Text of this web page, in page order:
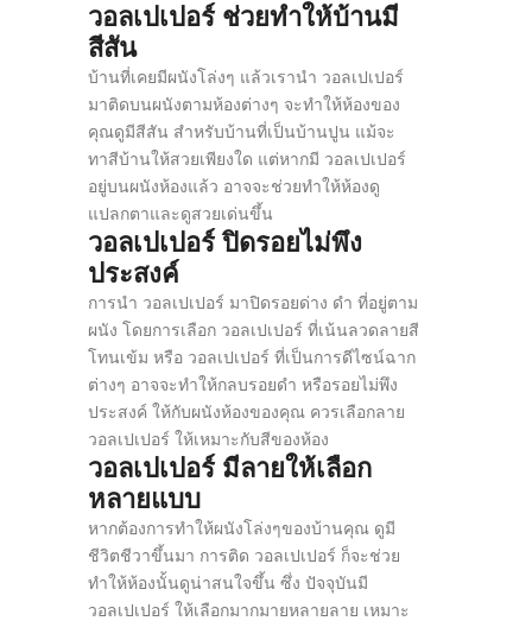
วอลเปเปอร์ ช่วยทำให้บ้านมี
สีสัน
บ้านที่เคยมีผนังโล่งๆ แล้วเรานำ วอลเปเปอร์
มาติดบนผนังตามห้องต่างๆ จะทำให้ห้องของ
คุณดูมีสีสัน สำหรับบ้านที่เป็นบ้านปูน แม้จะ
ทาสีบ้านให้สวยเพียงใด แต่หากมี วอลเปเปอร์
อยู่บนผนังห้องแล้ว อาจจะช่วยทำให้ห้องดู
แปลกตาและดูสวยเด่นขึ้น
วอลเปเปอร์ ปิดรอยไม่พึง
ประสงค์
การนำ วอลเปเปอร์ มาปิดรอยด่าง ดำ ที่อยู่ตาม
ผนัง โดยการเลือก วอลเปเปอร์ ที่เน้นลวดลายสี
โทนเข้ม หรือ วอลเปเปอร์ ที่เป็นการดีไซน์ฉาก
ต่างๆ อาจจะทำให้กลบรอยดำ หรือรอยไม่พึง
ประสงค์ ให้กับผนังห้องของคุณ ควรเลือกลาย
วอลเปเปอร์ ให้เหมาะกับสีของห้อง
วอลเปเปอร์ มีลายให้เลือก
หลายแบบ
หากต้องการทำให้ผนังโล่งๆของบ้านคุณ ดูมี
ชีวิตชีวาขึ้นมา การติด วอลเปเปอร์ ก็จะช่วย
ทำให้ห้องนั้นดูน่าสนใจขึ้น ซึ่ง ปัจจุบันมี
วอลเปเปอร์ ให้เลือกมากมายหลายลาย เหมาะ